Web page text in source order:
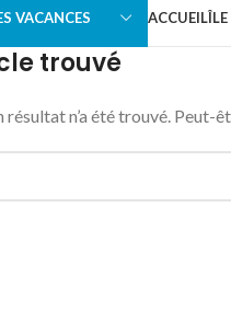
VACANCES ACCUEIL
trouvé
résultat n’a été trouvé.